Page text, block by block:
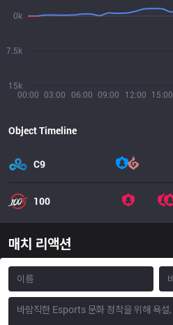
00:00 03:00 06:00 09:00 12:00 15:00
15k
7.5k
0k
Object Timeline
C9
100
매치 리액션